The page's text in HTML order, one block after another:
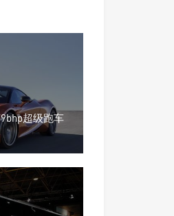
超级跑车